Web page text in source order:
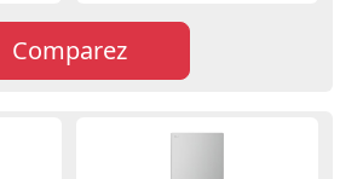
Comparez